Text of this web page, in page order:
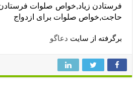
فرستادن زیاد,خواص صلوات
حاجت,خواص صلوات برای ازدواج
برگرفته از سایت دعاگو